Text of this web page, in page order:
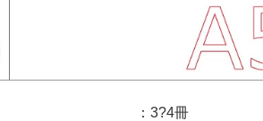
：3?4冊